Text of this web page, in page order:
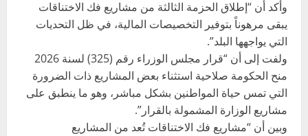
وأكد أن “إطلاق الحزمة الثالثة من مشاريع فك الاختناقات
يبقى مرهوناً بتوفير التخصيصات المالية، في ظل التحديات
التي يواجهها البلد”.
ولفت إلى أن “قرار مجلس الوزراء رقم (325) لسنة 2026
منح الحكومة صلاحية استثناء بعض المشاريع ذات الضرورة
التي تمس حياة المواطنين بشكل مباشر، وهو ما ينطبق على
مشاريع الوزارة المشمولة بالقرار”.
وبين أن “مشاريع فك الاختناقات تُعد من المشاريع